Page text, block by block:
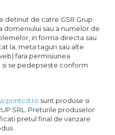
detinut de catre GSR Grup
domeniului sau a numelor de
in forma directa sau
la, meta taguri sau alte
fara permisiunea
si se pedepseste conform
sunt produse si
SRL. Preturile produselor
pretul final de vanzare